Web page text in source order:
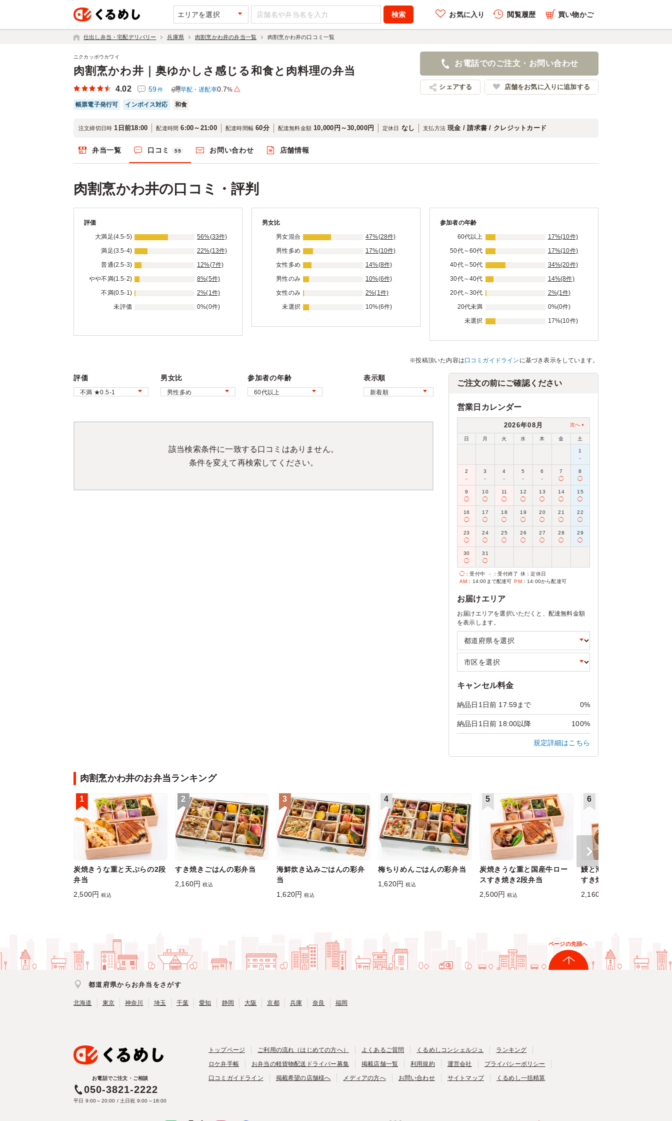
エリアを選択 お気に入り 閲覧履歴 買い物かご
仕出し弁当・宅配デリバリー 兵庫県 肉割烹かわ井の弁当一覧 肉割烹かわ井の口コミ一覧
肉割烹かわ井｜奥ゆかしさ感じる和食と肉料理の弁当
ニクカッポウカワイ
4.02 59件 早配・遅配率0.7%
帳票電子発行可 インボイス対応 和食
お電話でのご注文・お問い合わせ
シェアする 店舗をお気に入りに追加する
注文締切日時 1日前18:00 配達時間 6:00～21:00 配達時間幅 60分 配達無料金額 10,000円～30,000円 定休日 なし 支払方法 現金 / 請求書 / クレジットカード
弁当一覧 口コミ 59 お問い合わせ 店舗情報
肉割烹かわ井の口コミ・評判
評価
大満足(4.5-5)
56%(33件)
満足(3.5-4)
22%(13件)
普通(2.5-3)
12%(7件)
やや不満(1.5-2)
8%(5件)
不満(0.5-1)
2%(1件)
未評価
0%(0件)
男女比
男女混合
47%(28件)
男性多め
17%(10件)
女性多め
14%(8件)
男性のみ
10%(6件)
女性のみ
2%(1件)
未選択
10%(6件)
参加者の年齢
60代以上
17%(10件)
50代～60代
17%(10件)
40代～50代
34%(20件)
30代～40代
14%(8件)
20代～30代
2%(1件)
20代未満
0%(0件)
未選択
17%(10件)
※投稿頂いた内容は口コミガイドライン に基づき表示をしています。
評価 男女比 参加者の年齢 表示順
該当検索条件に一致する口コミはありません。
条件を変えて再検索してください。
ご注文の前にご確認ください
営業日カレンダー
2026年08月 次へ
日 月 火 水 木 金 土
1
－
2
－
3
－
4
－
5
－
6
－
7
◯
8
◯
9
◯
10
◯
11
◯
12
◯
13
◯
14
◯
15
◯
16
◯
17
◯
18
◯
19
◯
20
◯
21
◯
22
◯
23
◯
24
◯
25
◯
26
◯
27
◯
28
◯
29
◯
30
◯
31
◯
◯ ：受付中 － ：受付終了 休 ：定休日
AM ：14:00まで配達可 PM：14:00から配達可
お届けエリア
お届けエリアを選択いただくと、配達無料金額
を表示します。
キャンセル料金
納品日1日前 17:59まで 0%
納品日1日前 18:00以降 100%
規定詳細はこちら
肉割烹かわ井のお弁当ランキング
炭焼きうな重と天ぷらの2段
弁当
1
2,500円税込
すき焼きごはんの彩弁当
2
2,160円税込
海鮮炊き込みごはんの彩弁
当
3
1,620円税込
梅ちりめんごはんの彩弁当
4
1,620円税込
炭焼きうな重と国産牛ロー
スすき焼き2段弁当
5
2,500円税込
鰻と海老のチラシ寿司と牛
すき焼き2段弁当
6
2,160円
ページの先頭へ
都道府県からお弁当をさがす
北海道 東京 神奈川 埼玉 千葉 愛知 静岡 大阪 京都 兵庫 奈良 福岡
お電話でご注文・ご相談
050-3821-2222
平日 9:00～20:00 / 土日祝 9:00～18:00
トップページ ご利用の流れ（はじめての方へ） よくあるご質問 くるめしコンシェルジュ
ランキング
ロケ弁手帳
お弁当の軽貨物配送ドライバー募集 掲載店舗一覧 利用規約 運営会社
プライバシーポリシー
口コミガイドライン
掲載希望の店舗様へ メディアの方へ お問い合わせ サイトマップ くるめし一括精算